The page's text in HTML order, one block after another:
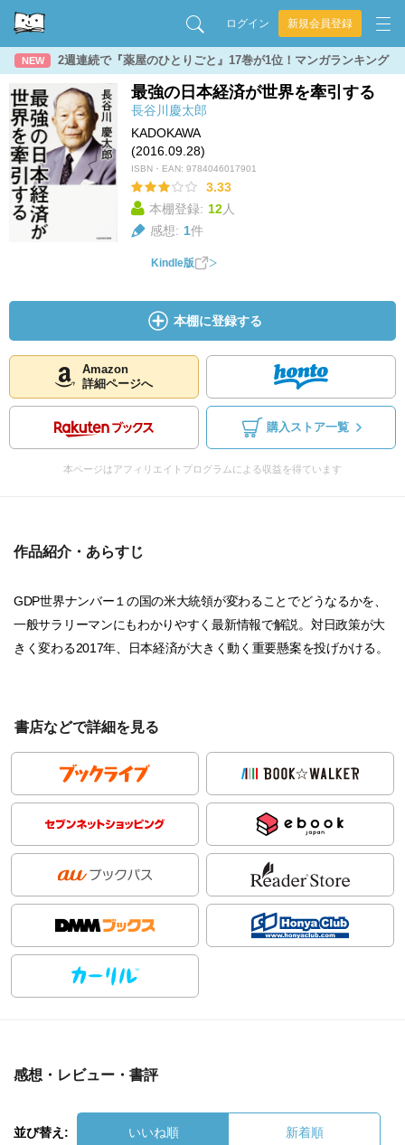
ログイン 新規会員登録
NEW 2週連続で『薬屋のひとりごと』17巻が1位！マンガランキング
最強の日本経済が世界を牽引する
長谷川慶太郎
KADOKAWA
(2016.09.28)
ISBN・EAN: 9784046017901
3.33
本棚登録: 12人
感想: 1件
Kindle版
本棚に登録する
Amazon
詳細ページへ
購入ストア一覧
本ページはアフィリエイトプログラムによる収益を得ています
作品紹介・あらすじ
GDP世界ナンバー１の国の米大統領が変わることでどうなるかを、
一般サラリーマンにもわかりやすく最新情報で解説。対日政策が大
きく変わる2017年、日本経済が大きく動く重要懸案を投げかける。
書店などで詳細を見る
感想・レビュー・書評
並び替え: いいね順 新着順